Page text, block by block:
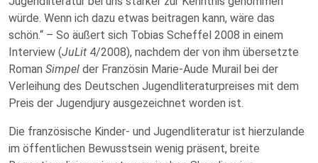
würde. Wenn ich dazu etwas beitragen kann, wäre das
schön.“ – So äußert sich Tobias Scheffel 2008 in einem
Interview (JuLit 4/2008), nachdem der von ihm übersetzte
Roman Simpel der Französin Marie-Aude Murail bei der
Verleihung des Deutschen Jugendliteraturpreises mit dem
Preis der Jugendjury ausgezeichnet worden ist.
Die französische Kinder- und Jugendliteratur ist hierzulande
im öffentlichen Bewusstsein wenig präsent, breite